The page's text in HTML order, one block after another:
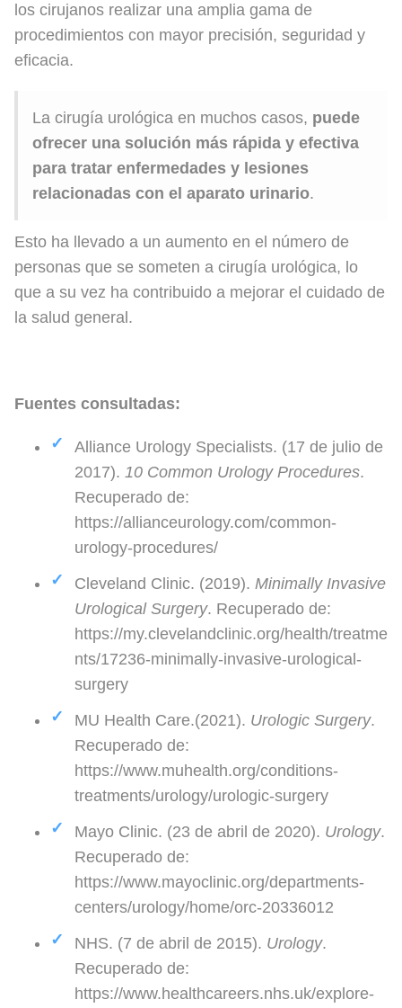
los cirujanos realizar una amplia gama de
procedimientos con mayor precisión, seguridad y
eficacia.
La cirugía urológica en muchos casos, puede
ofrecer una solución más rápida y efectiva
para tratar enfermedades y lesiones
relacionadas con el aparato urinario.
Esto ha llevado a un aumento en el número de
personas que se someten a cirugía urológica, lo
que a su vez ha contribuido a mejorar el cuidado de
la salud general.
Fuentes consultadas:
Alliance Urology Specialists. (17 de julio de
2017). 10 Common Urology Procedures.
Recuperado de:
https://allianceurology.com/common-
urology-procedures/
Cleveland Clinic. (2019). Minimally Invasive
Urological Surgery. Recuperado de:
https://my.clevelandclinic.org/health/treatme
nts/17236-minimally-invasive-urological-
surgery
MU Health Care.(2021). Urologic Surgery.
Recuperado de:
https://www.muhealth.org/conditions-
treatments/urology/urologic-surgery
Mayo Clinic. (23 de abril de 2020). Urology.
Recuperado de:
https://www.mayoclinic.org/departments-
centers/urology/home/orc-20336012
NHS. (7 de abril de 2015). Urology.
Recuperado de:
https://www.healthcareers.nhs.uk/explore-